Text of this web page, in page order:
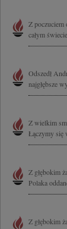
Z poczuciem
całym
Odszedł
najgłębsze
Z wielkim
Łączymy się
Z głębokim
Polaka
Z głębokim